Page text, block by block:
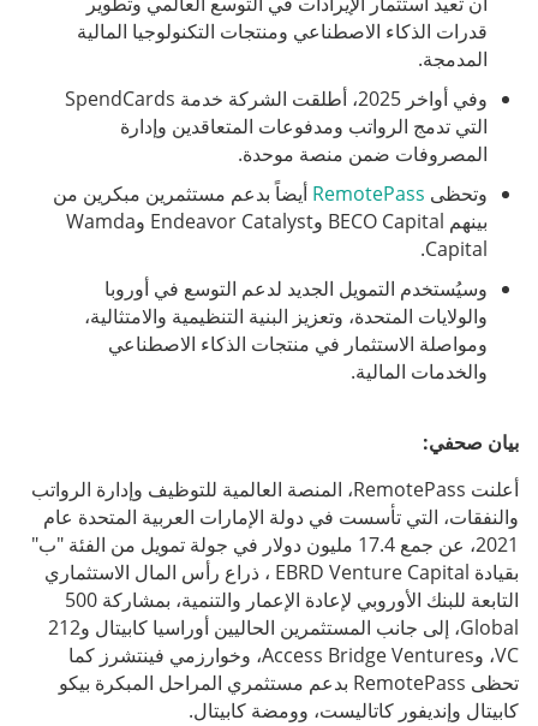
قدرات الذكاء الاصطناعي ومنتجات التكنولوجيا المالية
المدمجة.
وفي أواخر 2025، أطلقت الشركة خدمة SpendCards
التي تدمج الرواتب ومدفوعات المتعاقدين وإدارة
المصروفات ضمن منصة موحدة.
وتحظى RemotePass أيضاً بدعم مستثمرين مبكرين من
بينهم BECO Capital وEndeavor Catalyst وWamda
Capital.
وسيُستخدم التمويل الجديد لدعم التوسع في أوروبا
والولايات المتحدة، وتعزيز البنية التنظيمية والامتثالية،
ومواصلة الاستثمار في منتجات الذكاء الاصطناعي
والخدمات المالية.
بيان صحفي:
أعلنت RemotePass، المنصة العالمية للتوظيف وإدارة الرواتب
والنفقات، التي تأسست في دولة الإمارات العربية المتحدة عام
2021، عن جمع 17.4 مليون دولار في جولة تمويل من الفئة "ب"
بقيادة EBRD Venture Capital ، ذراع رأس المال الاستثماري
التابعة للبنك الأوروبي لإعادة الإعمار والتنمية، بمشاركة 500
Global، إلى جانب المستثمرين الحاليين أوراسيا كابيتال و212
VC، وAccess Bridge Ventures، وخوارزمي فينتشرز كما
تحظى RemotePass بدعم مستثمري المراحل المبكرة بيكو
كابيتال وإنديفور كاتاليست، وومضة كابيتال.